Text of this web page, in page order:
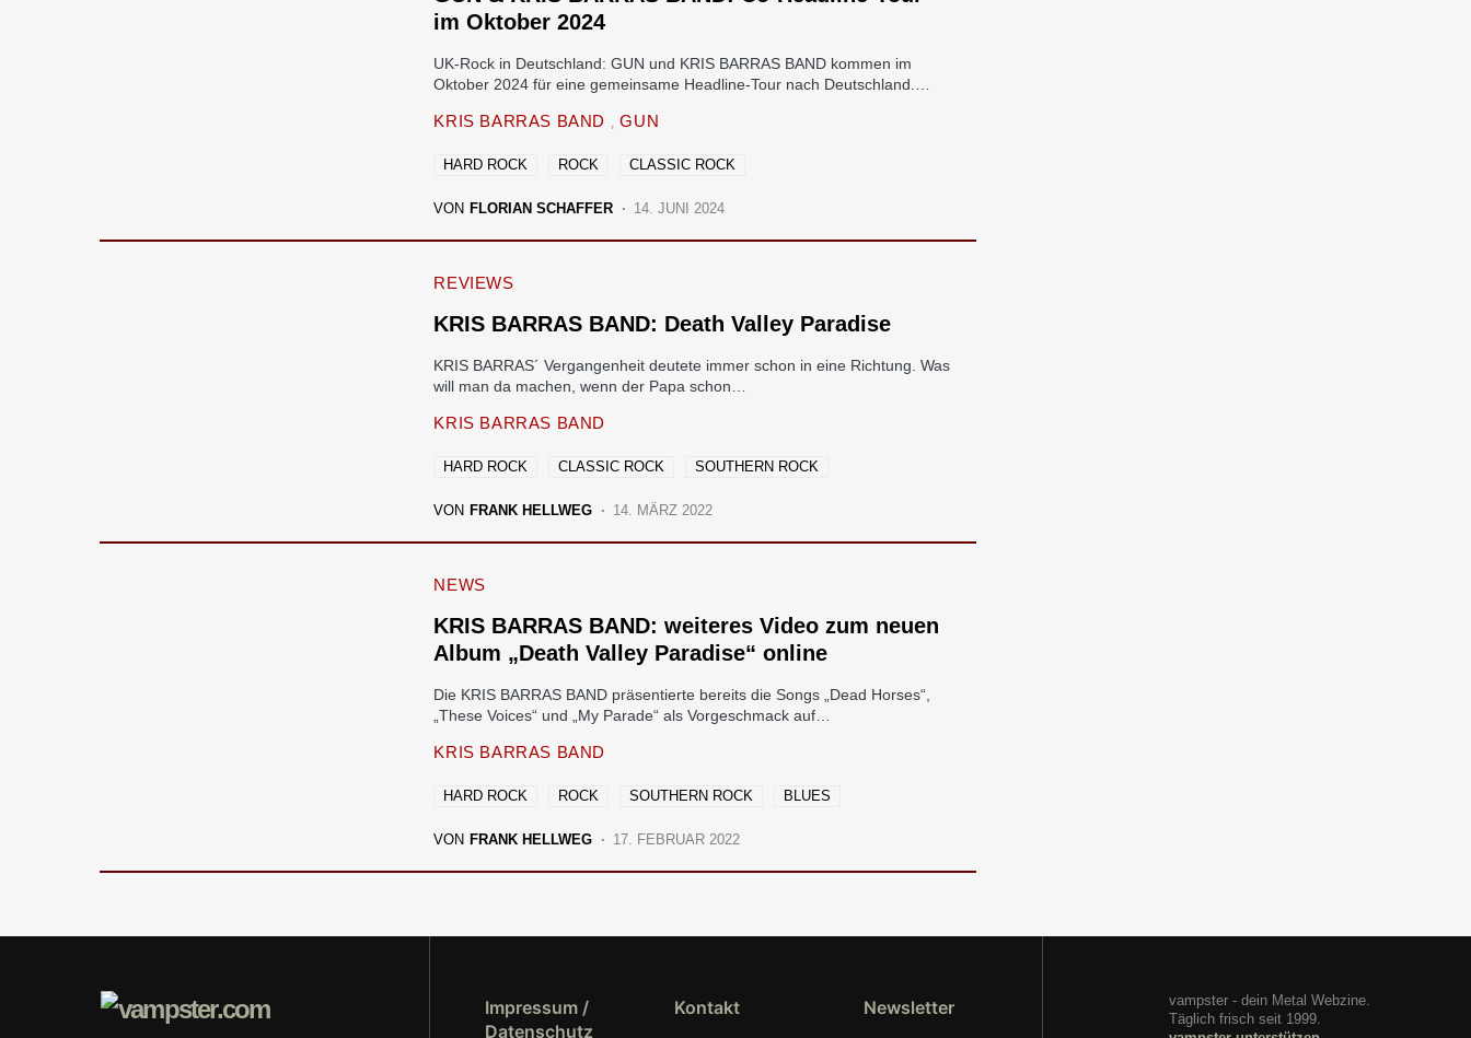
im Oktober 2024
UK-Rock in Deutschland: GUN und KRIS BARRAS BAND kommen im
Oktober 2024 für eine gemeinsame Headline-Tour nach Deutschland.…
KRIS BARRAS BAND GUN
HARD ROCK ROCK CLASSIC ROCK
VON FLORIAN SCHAFFER 14. JUNI 2024
REVIEWS
KRIS BARRAS BAND: Death Valley Paradise
KRIS BARRAS´ Vergangenheit deutete immer schon in eine Richtung. Was
will man da machen, wenn der Papa schon…
KRIS BARRAS BAND
HARD ROCK CLASSIC ROCK SOUTHERN ROCK
VON FRANK HELLWEG 14. MÄRZ 2022
NEWS
KRIS BARRAS BAND: weiteres Video zum neuen
Album „Death Valley Paradise“ online
Die KRIS BARRAS BAND präsentierte bereits die Songs „Dead Horses“,
„These Voices“ und „My Parade“ als Vorgeschmack auf…
KRIS BARRAS BAND
HARD ROCK ROCK SOUTHERN ROCK BLUES
VON FRANK HELLWEG 17. FEBRUAR 2022
Impressum /
Datenschutz
Kontakt Newsletter
vampster - dein Metal Webzine.
Täglich frisch seit 1999.